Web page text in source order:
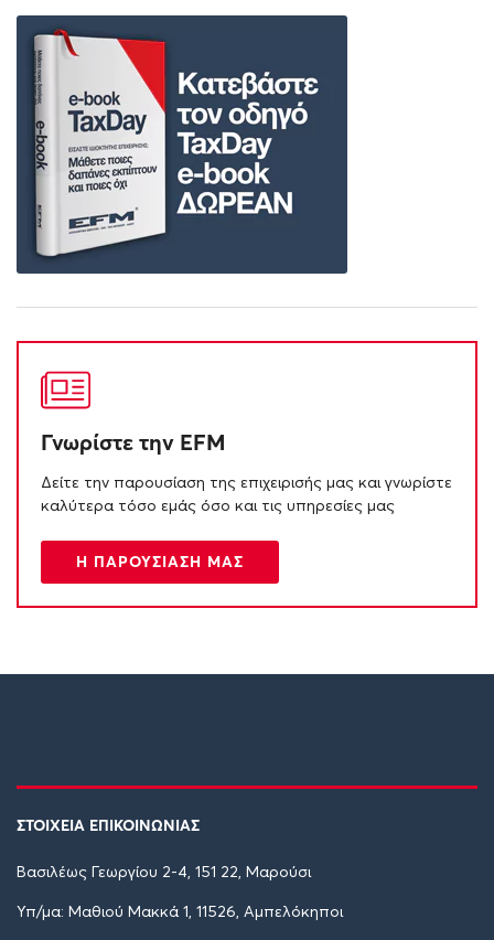
Γνωρίστε την EFM
Δείτε την παρουσίαση της επιχειρισής μας και γνωρίστε
καλύτερα τόσο εμάς όσο και τις υπηρεσίες μας
Η ΠΑΡΟΥΣΙΑΣΗ ΜΑΣ
ΣΤΟΙΧΕΙΑ ΕΠΙΚΟΙΝΩΝΙΑΣ
Βασιλέως Γεωργίου 2-4, 151 22, Μαρούσι
Υπ/μα: Μαθιού Μακκά 1, 11526, Αμπελόκηποι